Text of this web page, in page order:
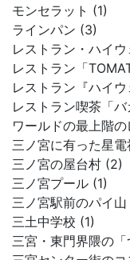
モンセラット (1)
ラインパン (3)
レストラン・ハイ
レストラン「
レストラン『ハイ
レストラン喫茶「
ワールドの最上階
三ノ宮に有った星
三ノ宮の屋台村 (2)
三ノ宮プール (1)
三ノ宮駅前のパイ山
三土中学校 (1)
三宮・東門界隈の